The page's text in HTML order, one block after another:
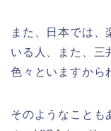
また、日本では、
いる人、また、三
色々といますから
そのようなことも